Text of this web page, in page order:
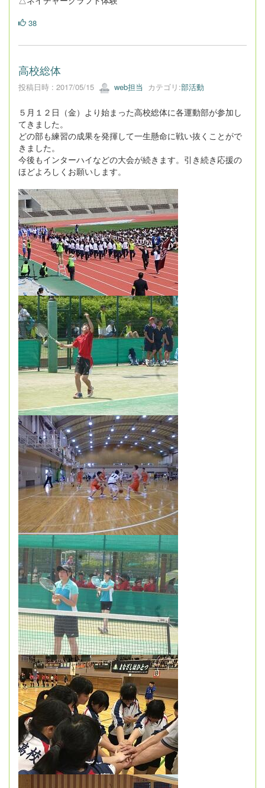
38
高校総体
投稿日時 : 2017/05/15 web担当 カテゴリ:部活動
５月１２日（金）より始まった高校総体に各運動部が参加し
てきました。
どの部も練習の成果を発揮して一生懸命に戦い抜くことがで
きました。
今後もインターハイなどの大会が続きます。引き続き応援の
ほどよろしくお願いします。